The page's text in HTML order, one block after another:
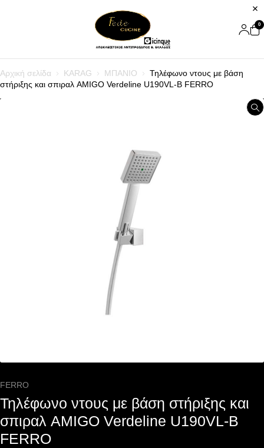
0
Αρχική σελίδα KARAG ΜΠΑΝΙΟ
Τηλέφωνο ντους με βάση
στήριξης και σπιραλ AMIGO Verdeline U190VL-B FERRO
FERRO
Τηλέφωνο ντους με βάση στήριξης και
σπιραλ AMIGO Verdeline U190VL-B
FERRO